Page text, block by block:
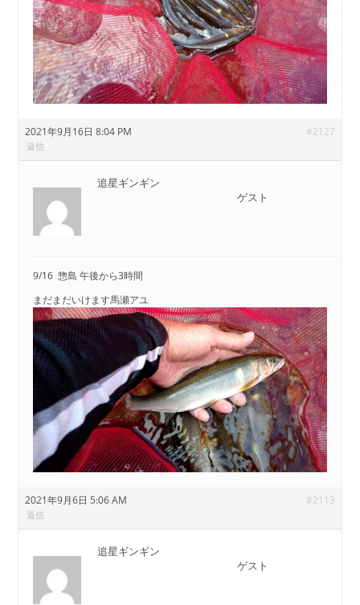
2021年9月16日 8:04 PM #2127
返信
追星ギンギン
ゲスト
9/16 惣島 午後から3時間
まだまだいけます馬瀬アユ
2021年9月6日 5:06 AM #2113
返信
追星ギンギン
ゲスト